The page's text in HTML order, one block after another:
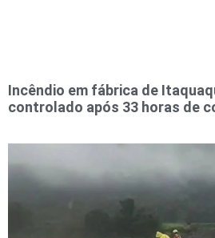
Incêndio em fábrica de
controlado após 33 horas de